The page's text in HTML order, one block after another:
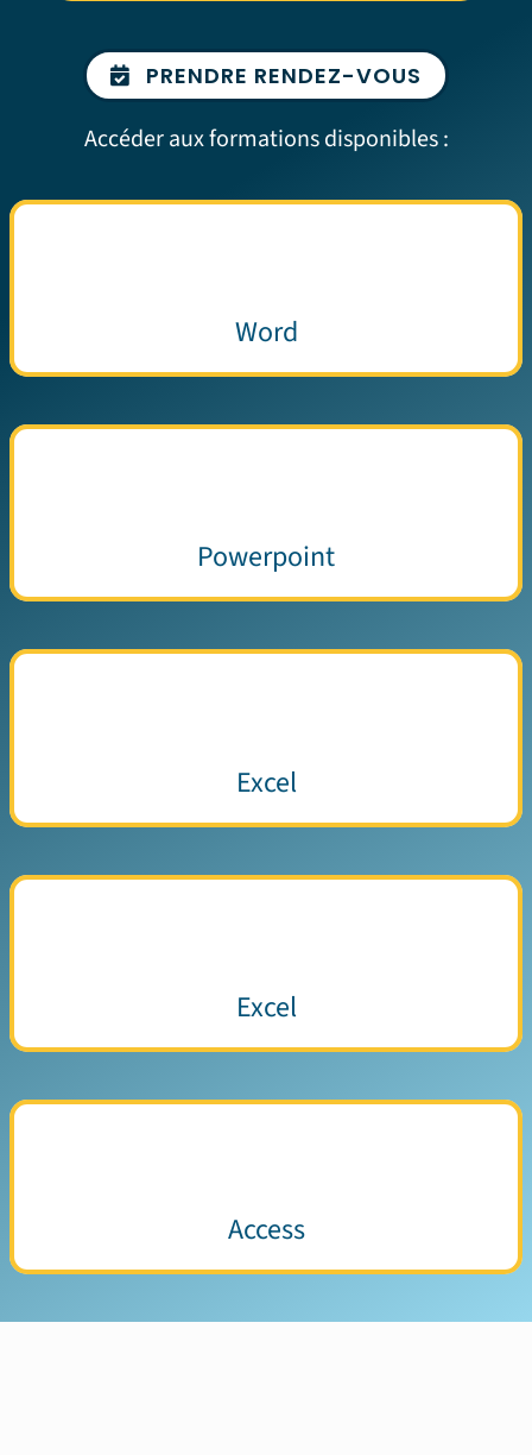
PRENDRE RENDEZ-VOUS
Accéder aux formations disponibles :
Word
Powerpoint
Excel
Excel
Access